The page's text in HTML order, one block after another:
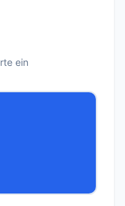
ein